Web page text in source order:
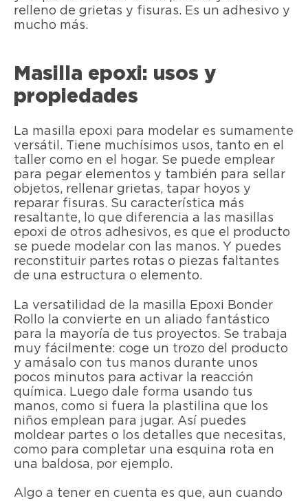
relleno de grietas y fisuras. Es un adhesivo y
mucho más.
Masilla epoxi: usos y
propiedades
La masilla epoxi para modelar es sumamente
versátil. Tiene muchísimos usos, tanto en el
taller como en el hogar. Se puede emplear
para pegar elementos y también para sellar
objetos, rellenar grietas, tapar hoyos y
reparar fisuras. Su característica más
resaltante, lo que diferencia a las masillas
epoxi de otros adhesivos, es que el producto
se puede modelar con las manos. Y puedes
reconstituir partes rotas o piezas faltantes
de una estructura o elemento.
La versatilidad de la masilla Epoxi Bonder
Rollo la convierte en un aliado fantástico
para la mayoría de tus proyectos. Se trabaja
muy fácilmente: coge un trozo del producto
y amásalo con tus manos durante unos
pocos minutos para activar la reacción
química. Luego dale forma usando tus
manos, como si fuera la plastilina que los
niños emplean para jugar. Así puedes
moldear partes o los detalles que necesitas,
como para completar una esquina rota en
una baldosa, por ejemplo.
Algo a tener en cuenta es que, aun cuando